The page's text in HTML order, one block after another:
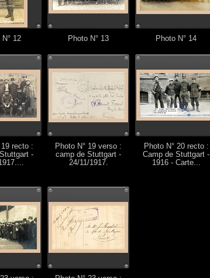
N° 12 Photo N° 13 Photo N° 14
19 recto :
-
Photo N° 19 verso :
camp de Stuttgart -
24/11/1917.
Photo N° 20 recto :
Camp de Stuttgart -
1916 - Carte...